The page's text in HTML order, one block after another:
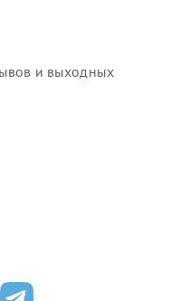
и выходных